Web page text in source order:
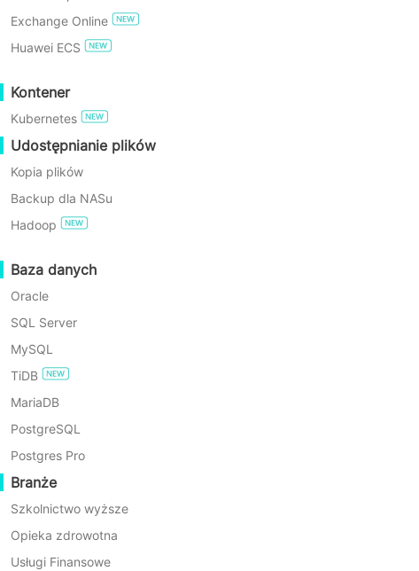
WYPRÓBUJ ZA DARMO
Exchange Online
Huawei ECS
Kontener
Kubernetes
Udostępnianie plików
Kopia plików
Backup dla NASu
Hadoop
Baza danych
Oracle
SQL Server
MySQL
TiDB
MariaDB
PostgreSQL
Postgres Pro
Branże
Szkolnictwo wyższe
Opieka zdrowotna
Usługi Finansowe
Strumieniowe tworzenie kopii zapasowych na
bezpośrednio do systemu kopii zapasowych bez
produkcyjnych i obciążenie systemu, skraca okna
niezawodne, szybkie przywracanie przy jednoczesnym